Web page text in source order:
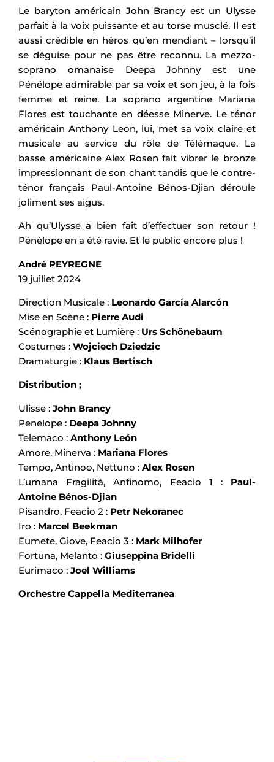
Le baryton américain John Brancy est un Ulysse
parfait à la voix puissante et au torse musclé. Il est
aussi crédible en héros qu’en mendiant – lorsqu’il
se déguise pour ne pas être reconnu. La mezzo-
soprano omanaise Deepa Johnny est une
Pénélope admirable par sa voix et son jeu, à la fois
femme et reine. La soprano argentine Mariana
Flores est touchante en déesse Minerve. Le ténor
américain Anthony Leon, lui, met sa voix claire et
musicale au service du rôle de Télémaque. La
basse américaine Alex Rosen fait vibrer le bronze
impressionnant de son chant tandis que le contre-
ténor français Paul-Antoine Bénos-Djian déroule
joliment ses aigus.
Ah qu’Ulysse a bien fait d’effectuer son retour !
Pénélope en a été ravie. Et le public encore plus !
André PEYREGNE
19 juillet 2024
Direction Musicale : Leonardo García Alarcón
Mise en Scène : Pierre Audi
Scénographie et Lumière : Urs Schönebaum
Costumes : Wojciech Dziedzic
Dramaturgie : Klaus Bertisch
Distribution ;
Ulisse : John Brancy
Penelope : Deepa Johnny
Telemaco : Anthony León
Amore, Minerva : Mariana Flores
Tempo, Antinoo, Nettuno : Alex Rosen
L’umana Fragilità, Anfinomo, Feacio 1 : Paul-
Antoine Bénos-Djian
Pisandro, Feacio 2 : Petr Nekoranec
Iro : Marcel Beekman
Eumete, Giove, Feacio 3 : Mark Milhofer
Fortuna, Melanto : Giuseppina Bridelli
Eurimaco : Joel Williams
Orchestre Cappella Mediterranea